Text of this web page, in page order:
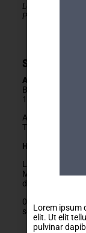
Le MDA Genève
PLATEFORME
Secrétariat
Adresse
Boulevard Carl-
1205 Genève
Arrêts Jonction
Tram 14, Bus 2/
Horaires
Lundis fermés
Mardis au
de
022 329 83 84
Lorem ipsum
elit. Ut elit
pulvinar